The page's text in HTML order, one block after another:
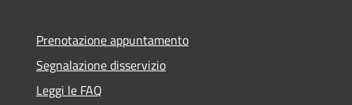
Prenotazione appuntamento
Segnalazione disservizio
Leggi le FAQ